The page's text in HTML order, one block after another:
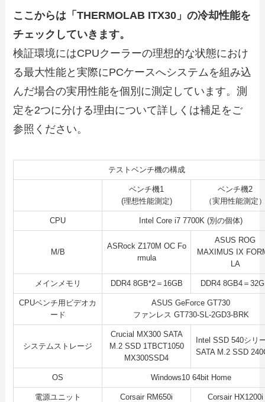
ここからは「THERMOLAB ITX30」の冷却性能を
チェックしていきます。
検証環境にはCPUクーラーの理想的な状態におけ
る最大性能と実際にPCケースへシステムを組み込
んだ場合の実用性能を個別に測定しています。測
定を2つに分ける理由について詳しくは補足をご
参照ください。
テストベンチ機の構成
ベンチ機1
(理想性能測定)
ベンチ機2
（実用性能測定
CPU Intel Core i7 7700K (別の個体)
M/B
ASRock Z170M OC Fo
rmula
ASUS ROG
MAXIMUS IX
LA
メインメモリ DDR4 8GB*2＝16GB DDR4 8GB4＝
CPUベンチ用ビデオカ
ード
ASUS GeForce GT730
ファンレス GT730-SL-2GD3-BRK
システムストレージ
Crucial MX300 SATA
M.2 SSD 1TBCT1050
MX300SSD4
Intel SSD 540シリ
SATA M.2 SSD
OS Windows10 64bit Home
電源ユニット Corsair RM650i Corsair HX1200i